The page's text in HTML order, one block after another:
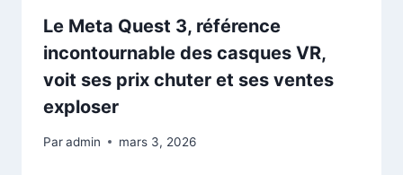
Le Meta Quest 3, référence
incontournable des casques VR,
voit ses prix chuter et ses ventes
exploser
Paradmin mars 3, 2026